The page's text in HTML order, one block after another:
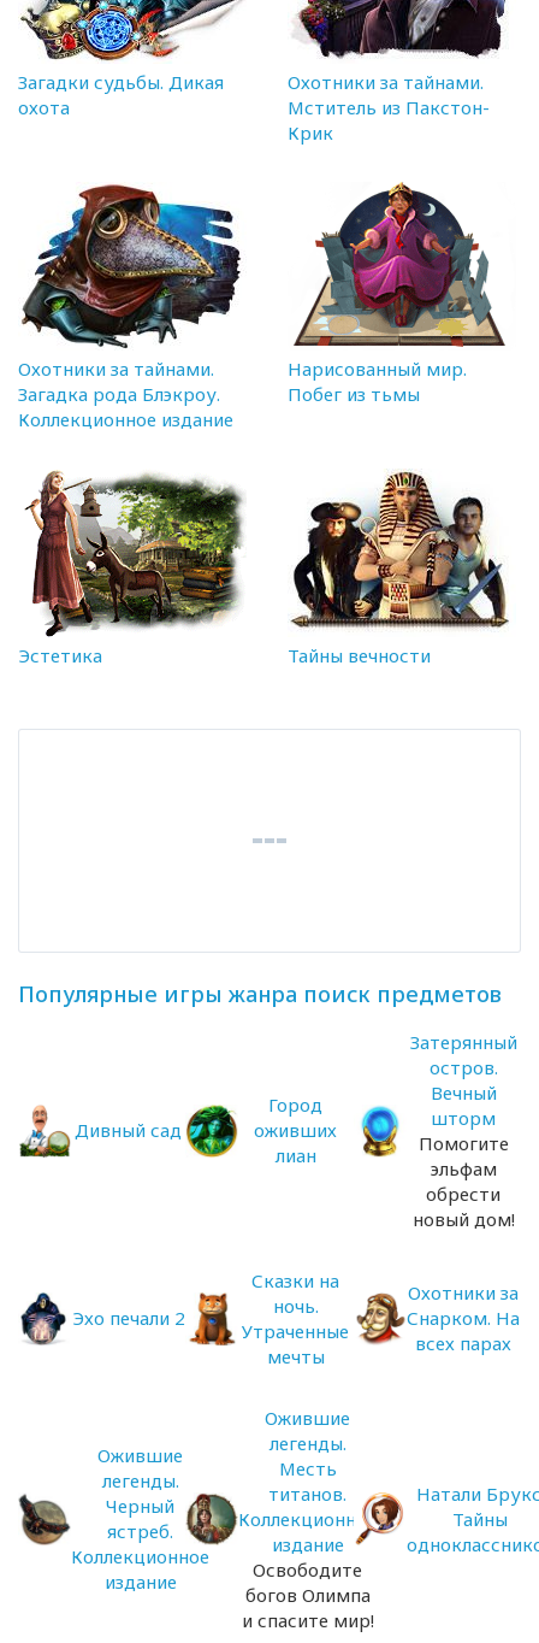
Загадки судьбы. Дикая
охота
Охотники за тайнами.
Мститель из Пакстон-
Крик
Охотники за тайнами.
Загадка рода Блэкроу.
Коллекционное издание
Нарисованный мир.
Побег из тьмы
Эстетика Тайны вечности
Популярные игры жанра поиск предметов
Дивный сад
Город
оживших
лиан
Затерянный
остров.
Вечный
шторм
Помогите
эльфам
обрести
новый дом!
Эхо печали 2
Сказки на
ночь.
Утраченные
мечты
Охотники за
Снарком. На
всех парах
Ожившие
легенды.
Черный
ястреб.
Коллекционное
издание
Ожившие
легенды.
Месть
титанов.
Коллекционное
издание
Освободите
богов Олимпа
и спасите мир!
Натали
Тайны